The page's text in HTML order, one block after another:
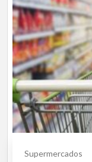
Supermercados